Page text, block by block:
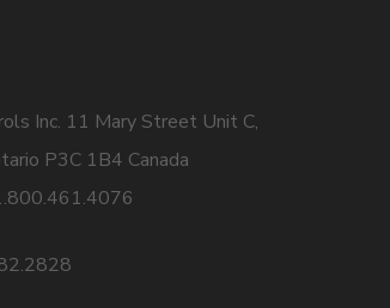
Inc. 11 Mary Street Unit C,
P3C 1B4 Canada